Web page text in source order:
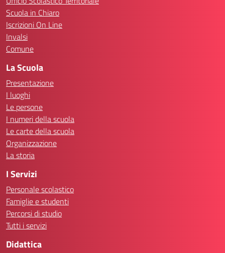
Scuola in Chiaro
Iscrizioni On Line
Invalsi
Comune
La Scuola
Presentazione
I luoghi
Le persone
I numeri della scuola
Le carte della scuola
Organizzazione
La storia
I Servizi
Personale scolastico
Famiglie e studenti
Percorsi di studio
Tutti i servizi
Didattica